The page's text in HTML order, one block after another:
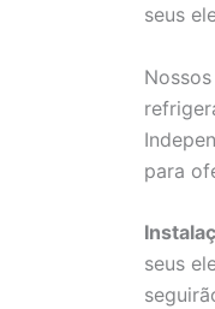
seus
para
seus